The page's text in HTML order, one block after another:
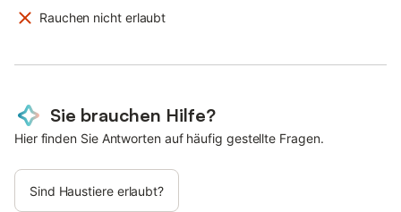
Rauchen nicht erlaubt
Sie brauchen Hilfe?
Hier finden Sie Antworten auf häufig gestellte Fragen.
Sind Haustiere erlaubt?